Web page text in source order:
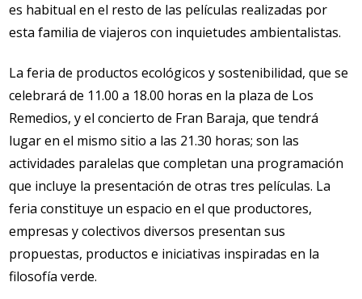
es habitual en el resto de las películas realizadas por
esta familia de viajeros con inquietudes ambientalistas.
La feria de productos ecológicos y sostenibilidad, que se
celebrará de 11.00 a 18.00 horas en la plaza de Los
Remedios, y el concierto de Fran Baraja, que tendrá
lugar en el mismo sitio a las 21.30 horas; son las
actividades paralelas que completan una programación
que incluye la presentación de otras tres películas. La
feria constituye un espacio en el que productores,
empresas y colectivos diversos presentan sus
propuestas, productos e iniciativas inspiradas en la
filosofía verde.